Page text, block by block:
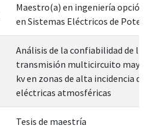
Maestro(a) en ingeniería
en Sistemas Eléctricos de
Análisis de la confiabilidad de
transmisión multicircuito
kv en zonas de alta incidencia de
eléctricas atmosféricas
Tesis de maestría